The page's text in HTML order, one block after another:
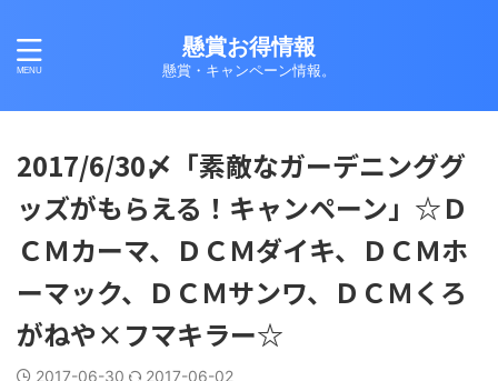
懸賞お得情報
懸賞・キャンペーン情報。
2017/6/30〆「素敵なガーデニンググ
ッズがもらえる！キャンペーン」☆Ｄ
ＣＭカーマ、ＤＣＭダイキ、ＤＣＭホ
ーマック、ＤＣＭサンワ、ＤＣＭくろ
がねや×フマキラー☆
2017-06-30 2017-06-02